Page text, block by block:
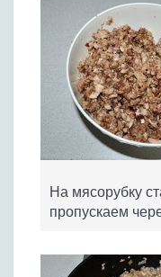
На мясорубку
пропускаем